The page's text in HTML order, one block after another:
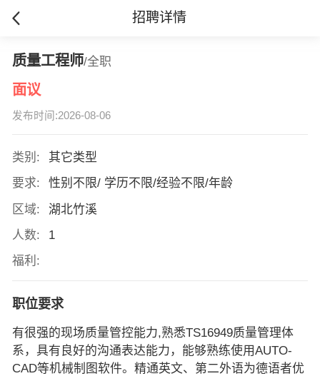
招聘详情
质量工程师/全职
面议
发布时间:2026-08-06
类别:
其它类型
要求:
性别不限/ 学历不限/经验不限/年龄
区域:
湖北竹溪
人数:
1
福利:
职位要求
有很强的现场质量管控能力,熟悉TS16949质量管理体
系，具有良好的沟通表达能力，能够熟练使用AUTO-
CAD等机械制图软件。精通英文、第二外语为德语者优